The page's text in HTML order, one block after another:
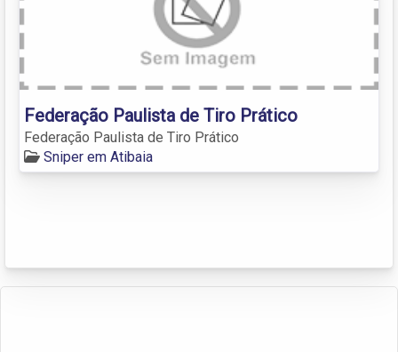
Federação Paulista de Tiro Prático
Federação Paulista de Tiro Prático
Sniper em Atibaia